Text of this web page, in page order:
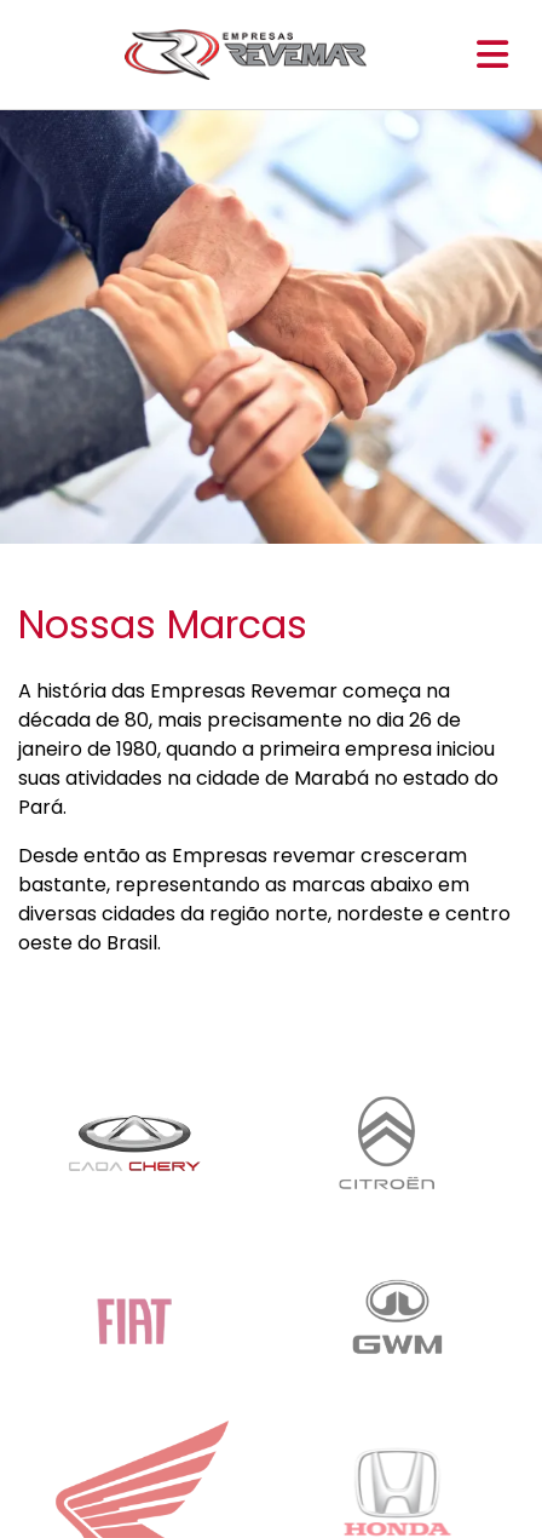
Nossas Marcas
A história das Empresas Revemar começa na
década de 80, mais precisamente no dia 26 de
janeiro de 1980, quando a primeira empresa iniciou
suas atividades na cidade de Marabá no estado do
Pará.
Desde então as Empresas revemar cresceram
bastante, representando as marcas abaixo em
diversas cidades da região norte, nordeste e centro
oeste do Brasil.